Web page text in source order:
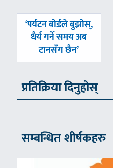
पछिल्लाे
‘पर्यटन बोर्डले बुझोस्,
धैर्य गर्ने समय अब
टानसँग छैन’
प्रतिक्रिया दिनुहोस्
सम्बन्धित शीर्षकहरु